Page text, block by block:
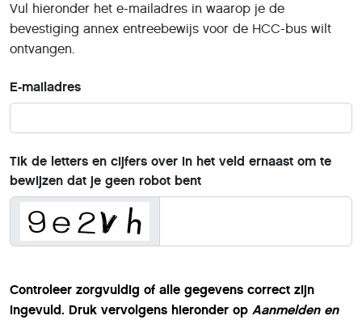
Vul hieronder het e-mailadres in waarop je de
bevestiging annex entreebewijs voor de HCC-bus wilt
ontvangen.
E-mailadres
Tik de letters en cijfers over in het veld ernaast om te
bewijzen dat je geen robot bent
Controleer zorgvuldig of alle gegevens correct zijn
ingevuld. Druk vervolgens hieronder op Aanmelden en